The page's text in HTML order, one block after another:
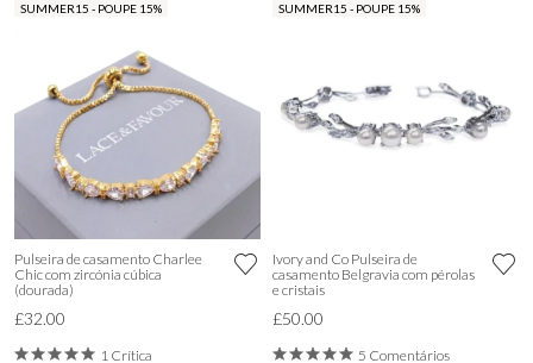
SUMMER15 - POUPE 15%
Pulseira de casamento Charlee
Chic com zircónia cúbica
(dourada)
£32.00
1 Crítica
SUMMER15 - POUPE 15%
Ivory and Co Pulseira de
casamento Belgravia com pérolas
e cristais
£50.00
5 Comentários